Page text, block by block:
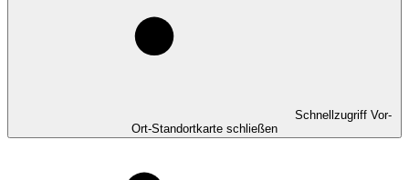
Schnellzugriff Vor-
Ort-Standortkarte schließen